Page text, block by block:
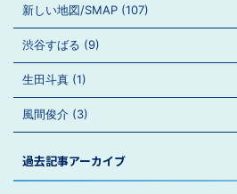
新しい地図/SMAP (107)
渋谷すばる (9)
生田斗真 (1)
風間俊介 (3)
過去記事アーカイブ